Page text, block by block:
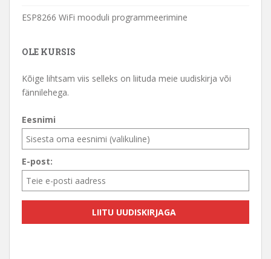
ESP8266 WiFi mooduli programmeerimine
OLE KURSIS
Kõige lihtsam viis selleks on liituda meie uudiskirja või
fännilehega.
Eesnimi
E-post: